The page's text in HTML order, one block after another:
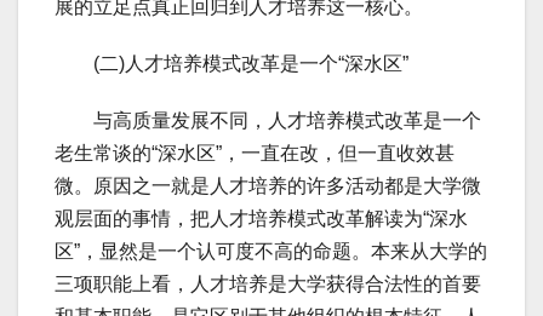
展的立足点真正回归到人才培养这一核心。
(二)人才培养模式改革是一个“深水区”
与高质量发展不同，人才培养模式改革是一个
老生常谈的“深水区”，一直在改，但一直收效甚
微。原因之一就是人才培养的许多活动都是大学微
观层面的事情，把人才培养模式改革解读为“深水
区”，显然是一个认可度不高的命题。本来从大学的
三项职能上看，人才培养是大学获得合法性的首要